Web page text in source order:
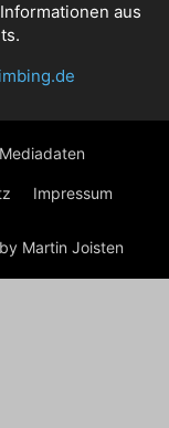
aus
Mediadaten
Impressum
Martin Joisten